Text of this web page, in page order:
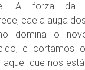
A forza da
cae a auga
domina o
e cortamos
que nos